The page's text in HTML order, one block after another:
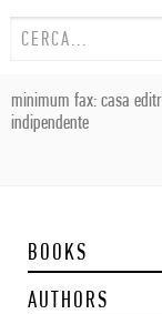
minimum fax: casa
indipendente
BOOKS
AUTHORS